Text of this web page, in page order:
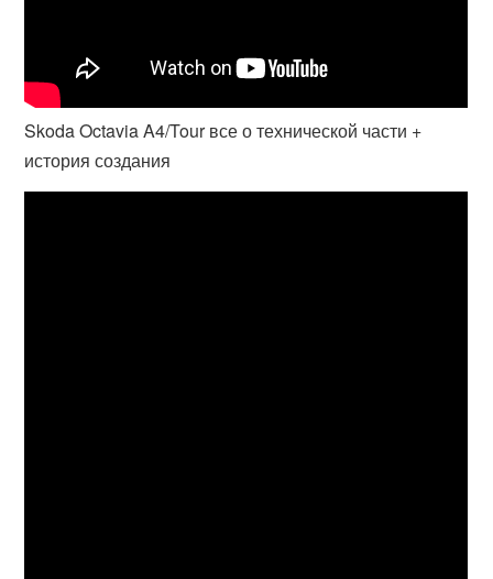
Skoda Octavia A4/Tour все о технической части +
история создания